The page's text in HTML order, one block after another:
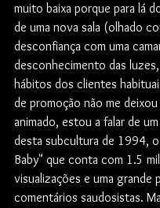
muito baixa porque para lá
de uma nova sala (olhado
desconfiança com uma
desconhecimento das
hábitos dos clientes
de promoção não me
animado, estou a falar de
desta subcultura de 1994, o
Baby" que conta com 1.5
visualizações e uma grande
comentários saudosistas.